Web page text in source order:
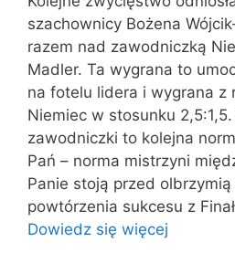
szachownicy Bożena
razem nad zawodniczką
Madler. Ta wygrana to
na fotelu lidera i wygrana z
Niemiec w stosunku
zawodniczki to kolejna
Pań – norma mistrzyni
Panie stoją przed olbrzymią
powtórzenia sukcesu z
Dowiedz się więcej